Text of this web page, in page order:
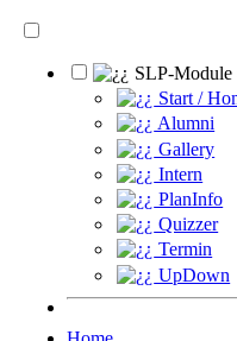
SLP-Module
Start /
Alumni
Gallery
Intern
PlanInfo
Quizzer
Termin
UpDown